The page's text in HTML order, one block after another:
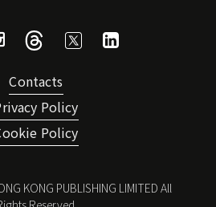
Contacts
Policy
Policy
KONG PUBLISHING LIMITED All